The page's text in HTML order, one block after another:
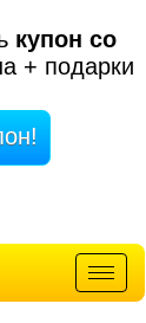
купон со
+ подарки